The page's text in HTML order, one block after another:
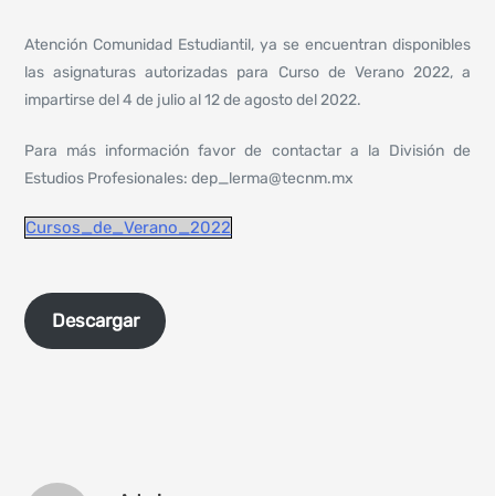
Atención Comunidad Estudiantil, ya se encuentran disponibles
las asignaturas autorizadas para Curso de Verano 2022, a
impartirse del 4 de julio al 12 de agosto del 2022.
Para más información favor de contactar a la División de
Estudios Profesionales: dep_lerma@tecnm.mx
Cursos_de_Verano_2022
Descargar